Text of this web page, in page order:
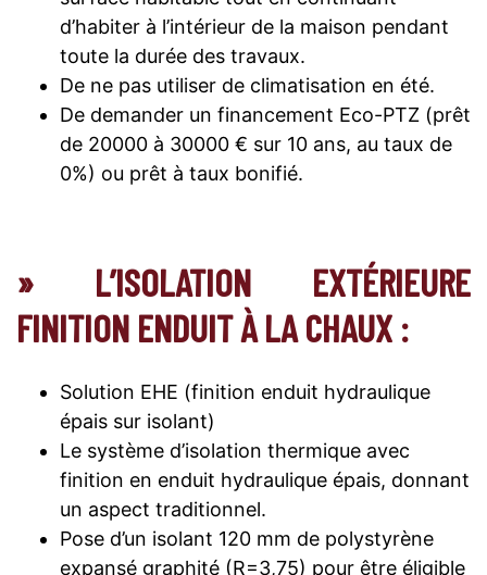
d’habiter à l’intérieur de la maison pendant
toute la durée des travaux.
De ne pas utiliser de climatisation en été.
De demander un financement Eco-PTZ (prêt
de 20000 à 30000 € sur 10 ans, au taux de
0%) ou prêt à taux bonifié.
» L’ISOLATION EXTÉRIEURE
FINITION ENDUIT À LA CHAUX :
Solution EHE (finition enduit hydraulique
épais sur isolant)
Le système d’isolation thermique avec
finition en enduit hydraulique épais, donnant
un aspect traditionnel.
Pose d’un isolant 120 mm de polystyrène
expansé graphité (R=3,75) pour être éligible